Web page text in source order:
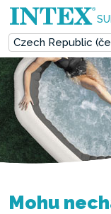
Czech Republic
Mohu